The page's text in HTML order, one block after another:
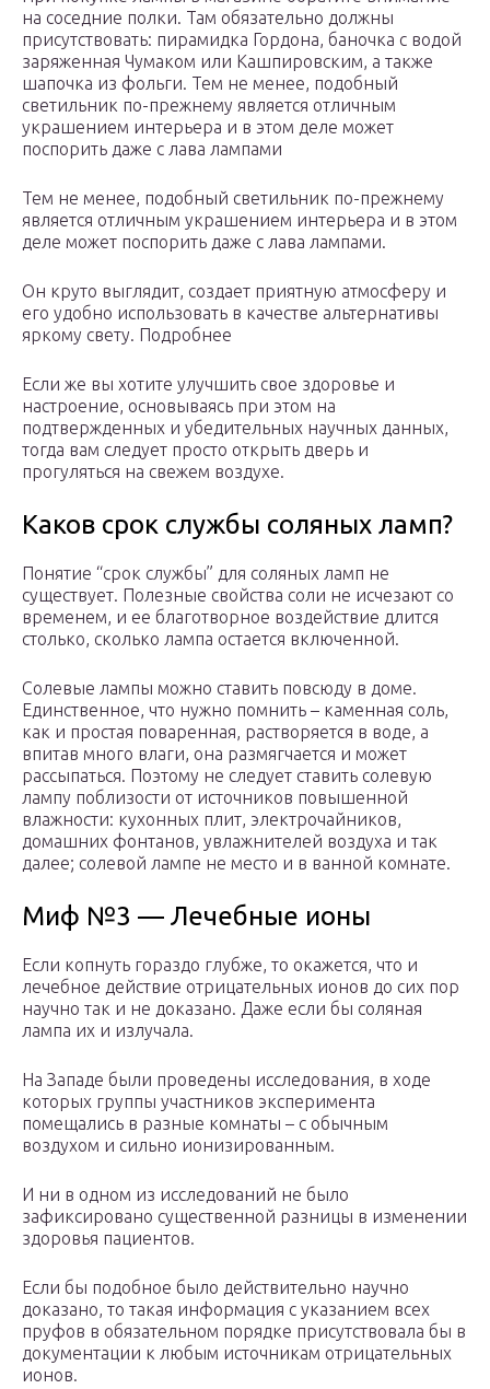
на соседние полки. Там обязательно должны
присутствовать: пирамидка Гордона, баночка с водой
заряженная Чумаком или Кашпировским, а также
шапочка из фольги. Тем не менее, подобный
светильник по-прежнему является отличным
украшением интерьера и в этом деле может
поспорить даже с лава лампами
Тем не менее, подобный светильник по-прежнему
является отличным украшением интерьера и в этом
деле может поспорить даже с лава лампами.
Он круто выглядит, создает приятную атмосферу и
его удобно использовать в качестве альтернативы
яркому свету. Подробнее
Если же вы хотите улучшить свое здоровье и
настроение, основываясь при этом на
подтвержденных и убедительных научных данных,
тогда вам следует просто открыть дверь и
прогуляться на свежем воздухе.
Каков срок службы соляных ламп?
Понятие “срок службы” для соляных ламп не
существует. Полезные свойства соли не исчезают со
временем, и ее благотворное воздействие длится
столько, сколько лампа остается включенной.
Солевые лампы можно ставить повсюду в доме.
Единственное, что нужно помнить – каменная соль,
как и простая поваренная, растворяется в воде, а
впитав много влаги, она размягчается и может
рассыпаться. Поэтому не следует ставить солевую
лампу поблизости от источников повышенной
влажности: кухонных плит, электрочайников,
домашних фонтанов, увлажнителей воздуха и так
далее; солевой лампе не место и в ванной комнате.
Миф №3 — Лечебные ионы
Если копнуть гораздо глубже, то окажется, что и
лечебное действие отрицательных ионов до сих пор
научно так и не доказано. Даже если бы соляная
лампа их и излучала.
На Западе были проведены исследования, в ходе
которых группы участников эксперимента
помещались в разные комнаты – с обычным
воздухом и сильно ионизированным.
И ни в одном из исследований не было
зафиксировано существенной разницы в изменении
здоровья пациентов.
Если бы подобное было действительно научно
доказано, то такая информация с указанием всех
пруфов в обязательном порядке присутствовала бы в
документации к любым источникам отрицательных
ионов.